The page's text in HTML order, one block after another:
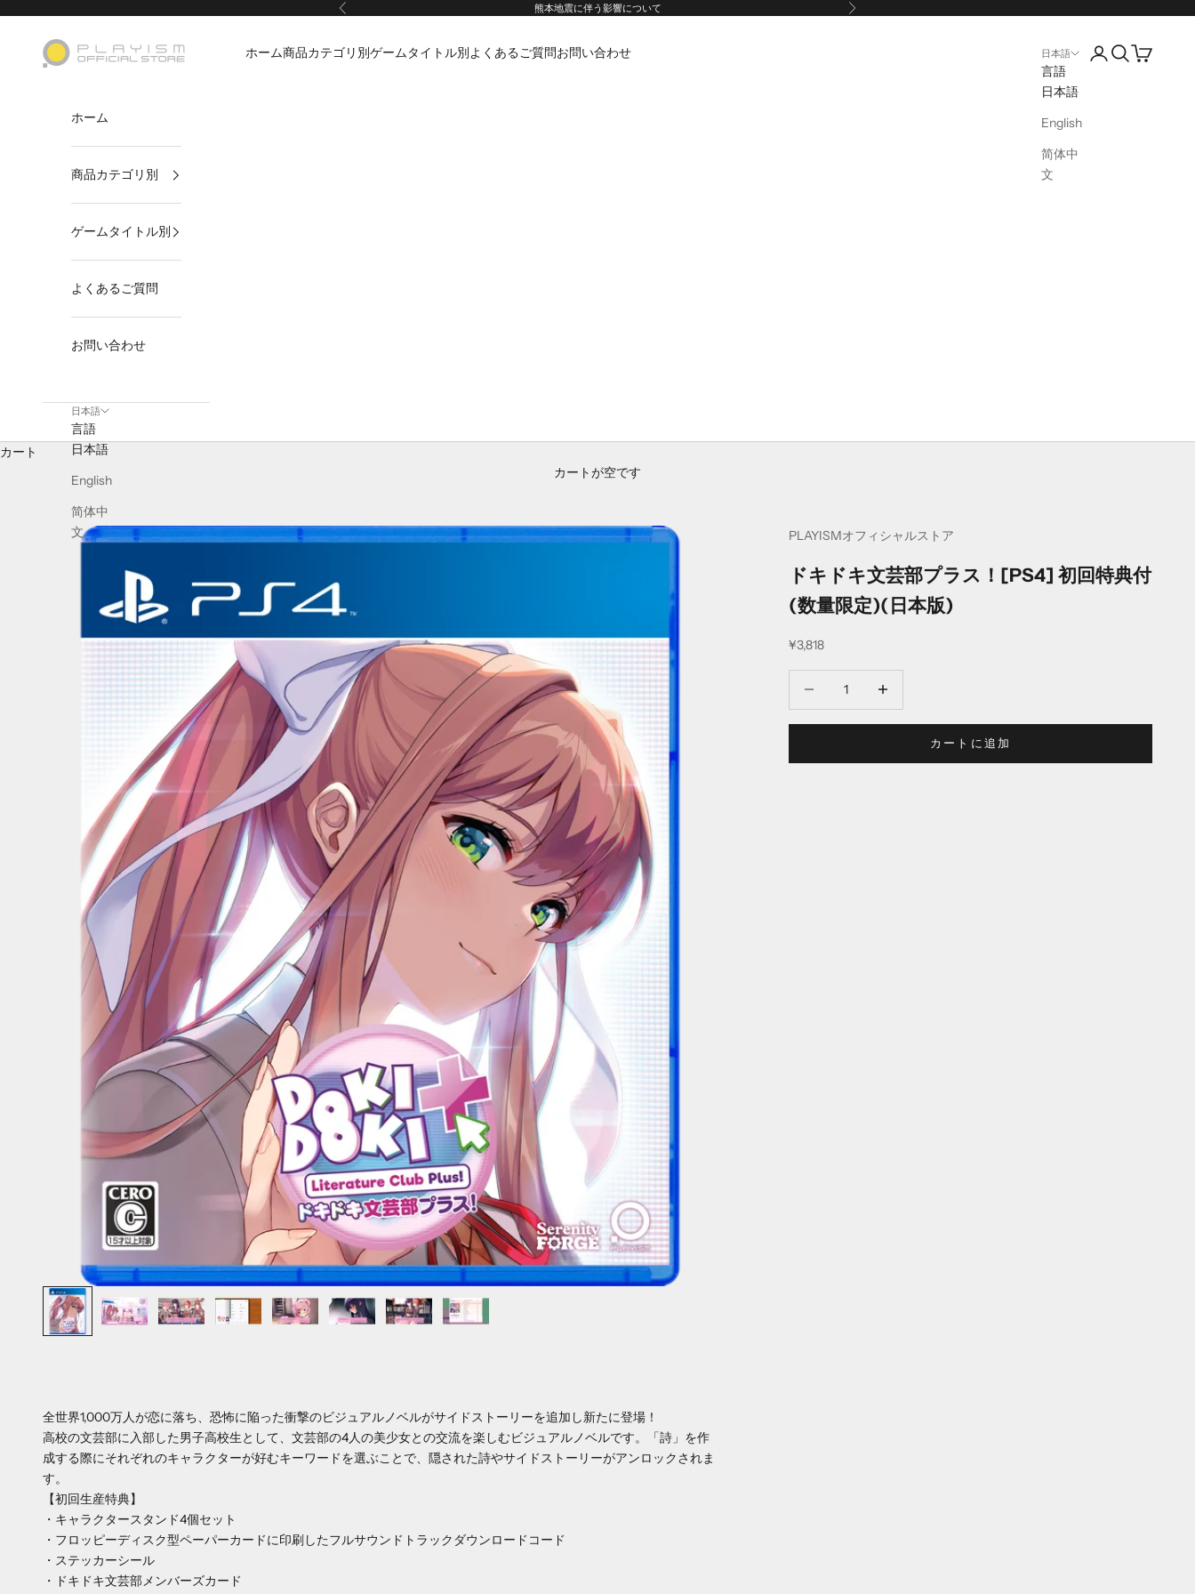
前へ 熊本地震に伴う影響について 次へ
PLAYISMオフィシャルストア ホーム商品カテゴリ別ゲームタイトル別よくあるご質問お問い合わせ 日本語
言語
日本語
English
简体中
文
アカウントページ
検索を開く
カートを
ホーム
商品カテゴリ別
ゲームタイトル別
よくあるご質問
お問い合わせ
日本語
言語
日本語
English
简体中
文
カート
カートが空です
PLAYISMオフィシャルストア
ドキドキ文芸部プラス！[PS4] 初回特典付
(数量限定)(日本版)
セール価格
¥3,818
カートに追加
全世界1,000万人が恋に落ち、恐怖に陥った衝撃のビジュアルノベルがサイドストーリーを追加し新たに登場！
高校の文芸部に入部した男子高校生として、文芸部の4人の美少女との交流を楽しむビジュアルノベルです。「詩」を作
成する際にそれぞれのキャラクターが好むキーワードを選ぶことで、隠された詩やサイドストーリーがアンロックされま
す。
【初回生産特典】
・キャラクタースタンド4個セット
・フロッピーディスク型ペーパーカードに印刷したフルサウンドトラックダウンロードコード
・ステッカーシール
・ドキドキ文芸部メンバーズカード